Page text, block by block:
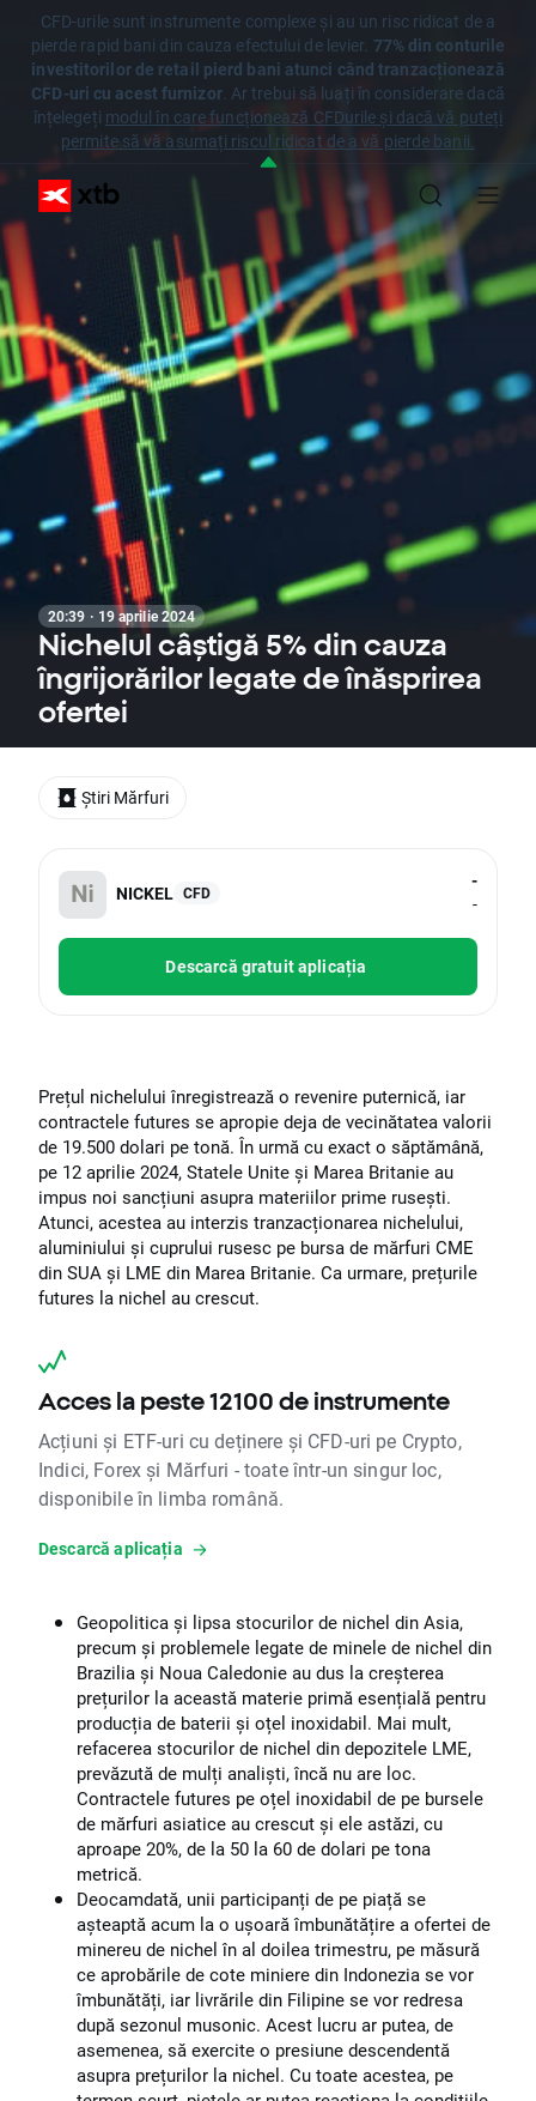
CFD-urile sunt instrumente complexe și au un risc ridicat de a
pierde rapid bani din cauza efectului de levier. 77% din conturile
investitorilor de retail pierd bani atunci când tranzacționează
CFD-uri cu acest furnizor. Ar trebui să luați în considerare dacă
înțelegeți modul în care funcționează CFDurile și dacă vă puteți
permite să vă asumați riscul ridicat de a vă pierde banii.
20:39 · 19 aprilie 2024
Nichelul câștigă 5% din cauza
îngrijorărilor legate de înăsprirea
ofertei
NICKEL CFD
-
-
Descarcă gratuit aplicația
Prețul nichelului înregistrează o revenire puternică, iar
contractele futures se apropie deja de vecinătatea valorii
de 19.500 dolari pe tonă. În urmă cu exact o săptămână,
pe 12 aprilie 2024, Statele Unite și Marea Britanie au
impus noi sancțiuni asupra materiilor prime rusești.
Atunci, acestea au interzis tranzacționarea nichelului,
aluminiului și cuprului rusesc pe bursa de mărfuri CME
din SUA și LME din Marea Britanie. Ca urmare, prețurile
futures la nichel au crescut.
Acces la peste 12100 de instrumente
Acțiuni și ETF-uri cu deținere și CFD-uri pe Crypto,
Indici, Forex și Mărfuri - toate într-un singur loc,
disponibile în limba română.
Descarcă aplicația
Geopolitica și lipsa stocurilor de nichel din Asia,
precum și problemele legate de minele de nichel din
Brazilia și Noua Caledonie au dus la creșterea
prețurilor la această materie primă esențială pentru
producția de baterii și oțel inoxidabil. Mai mult,
refacerea stocurilor de nichel din depozitele LME,
prevăzută de mulți analiști, încă nu are loc.
Contractele futures pe oțel inoxidabil de pe bursele
de mărfuri asiatice au crescut și ele astăzi, cu
aproape 20%, de la 50 la 60 de dolari pe tona
metrică.
Deocamdată, unii participanți de pe piață se
așteaptă acum la o ușoară îmbunătățire a ofertei de
minereu de nichel în al doilea trimestru, pe măsură
ce aprobările de cote miniere din Indonezia se vor
îmbunătăți, iar livrările din Filipine se vor redresa
după sezonul musonic. Acest lucru ar putea, de
asemenea, să exercite o presiune descendentă
asupra prețurilor la nichel. Cu toate acestea, pe
Știri Mărfuri